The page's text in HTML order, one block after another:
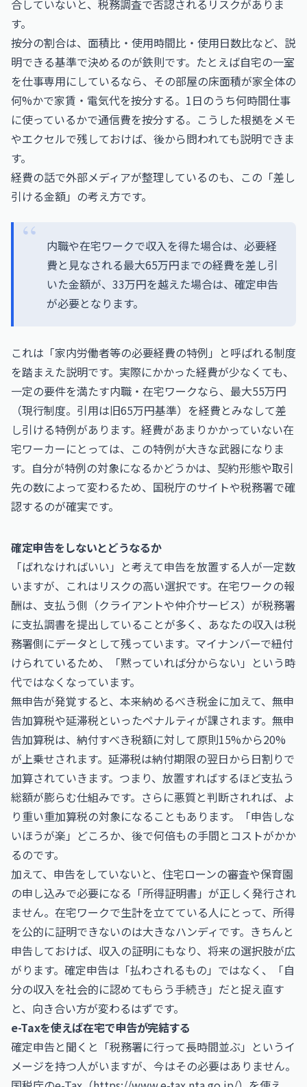
合していないと、税務調査で否認されるリスクがありま
す。
按分の割合は、面積比・使用時間比・使用日数比など、説
明できる基準で決めるのが鉄則です。たとえば自宅の一室
を仕事専用にしているなら、その部屋の床面積が家全体の
何%かで家賃・電気代を按分する。1日のうち何時間仕事
に使っているかで通信費を按分する。こうした根拠をメモ
やエクセルで残しておけば、後から問われても説明できま
す。
経費の話で外部メディアが整理しているのも、この「差し
引ける金額」の考え方です。
内職や在宅ワークで収入を得た場合は、必要経
費と見なされる最大65万円までの経費を差し引
いた金額が、33万円を越えた場合は、確定申告
が必要となります。
これは「家内労働者等の必要経費の特例」と呼ばれる制度
を踏まえた説明です。実際にかかった経費が少なくても、
一定の要件を満たす内職・在宅ワークなら、最大55万円
（現行制度。引用は旧65万円基準）を経費とみなして差
し引ける特例があります。経費があまりかかっていない在
宅ワーカーにとっては、この特例が大きな武器になりま
す。自分が特例の対象になるかどうかは、契約形態や取引
先の数によって変わるため、国税庁のサイトや税務署で確
認するのが確実です。
確定申告をしないとどうなるか
「ばれなければいい」と考えて申告を放置する人が一定数
いますが、これはリスクの高い選択です。在宅ワークの報
酬は、支払う側（クライアントや仲介サービス）が税務署
に支払調書を提出していることが多く、あなたの収入は税
務署側にデータとして残っています。マイナンバーで紐付
けられているため、「黙っていれば分からない」という時
代ではなくなっています。
無申告が発覚すると、本来納めるべき税金に加えて、無申
告加算税や延滞税といったペナルティが課されます。無申
告加算税は、納付すべき税額に対して原則15%から20%
が上乗せされます。延滞税は納付期限の翌日から日割りで
加算されていきます。つまり、放置すればするほど支払う
総額が膨らむ仕組みです。さらに悪質と判断されれば、よ
り重い重加算税の対象になることもあります。「申告しな
いほうが楽」どころか、後で何倍もの手間とコストがかか
るのです。
加えて、申告をしていないと、住宅ローンの審査や保育園
の申し込みで必要になる「所得証明書」が正しく発行され
ません。在宅ワークで生計を立てている人にとって、所得
を公的に証明できないのは大きなハンディです。きちんと
申告しておけば、収入の証明にもなり、将来の選択肢が広
がります。確定申告は「払わされるもの」ではなく、「自
分の収入を社会的に認めてもらう手続き」だと捉え直す
と、向き合い方が変わるはずです。
e-Taxを使えば在宅で申告が完結する
確定申告と聞くと「税務署に行って長時間並ぶ」というイ
メージを持つ人がいますが、今はその必要はありません。